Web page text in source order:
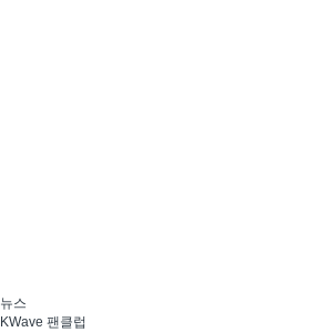
뉴스
KWave 팬클럽